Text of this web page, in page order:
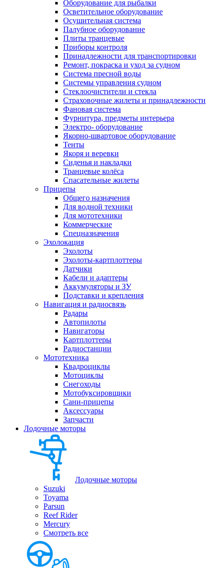
Оборудование для рыбалки
Осветительное оборудование
Осушительная система
Палубное оборудование
Плиты транцевые
Приборы контроля
Принадлежности для транспортировки
Ремонт, покраска и уход за судном
Система пресной воды
Системы управления судном
Стеклоочистители и стекла
Страховочные жилеты и принадлежности
Фановая система
Фурнитура, предметы интерьера
Электро- оборудование
Якорно-швартовое оборудование
Тенты
Якоря и веревки
Сиденья и накладки
Транцевые колёса
Спасательные жилеты
Прицепы
Общего назначения
Для водной техники
Для мототехники
Коммерческие
Спецназначения
Эхолокация
Эхолоты
Эхолоты-картплоттеры
Датчики
Кабели и адаптеры
Аккумуляторы и ЗУ
Подставки и крепления
Навигация и радиосвязь
Радары
Автопилоты
Навигаторы
Картплоттеры
Радиостанции
Мототехника
Квадроциклы
Мотоциклы
Снегоходы
Мотобуксировщики
Сани-прицепы
Аксессуары
Запчасти
Лодочные моторы
Лодочные моторы
Suzuki
Toyama
Parsun
Reef Rider
Mercury
Смотреть все